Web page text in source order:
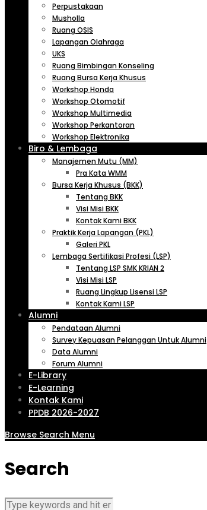
Perpustakaan
Musholla
Ruang OSIS
Lapangan Olahraga
UKS
Ruang Bimbingan Konseling
Ruang Bursa Kerja Khusus
Workshop Honda
Workshop Otomotif
Workshop Multimedia
Workshop Perkantoran
Workshop Elektronika
Biro & Lembaga
Manajemen Mutu (MM)
Pra Kata WMM
Bursa Kerja Khusus (BKK)
Tentang BKK
Visi Misi BKK
Kontak Kami BKK
Praktik Kerja Lapangan (PKL)
Galeri PKL
Lembaga Sertifikasi Profesi (LSP)
Tentang LSP SMK KRIAN 2
Visi Misi LSP
Ruang Lingkup Lisensi LSP
Kontak Kami LSP
Alumni
Pendataan Alumni
Survey Kepuasan Pelanggan Untuk Alumni
Data Alumni
Forum Alumni
E-Library
E-Learning
Kontak Kami
PPDB 2026-2027
Browse Search Menu
Search